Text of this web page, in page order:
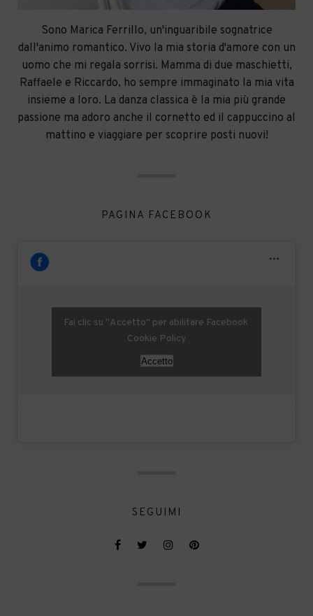
Sono Marica Ferrillo, un'inguaribile sognatrice
dall'animo romantico. Vivo la mia storia d'amore con un
uomo che mi regala sorrisi. Mamma di due maschietti,
Raffaele e Riccardo, ho sempre immaginato la mia vita
insieme a loro. La danza classica è la mia più grande
passione ma adoro anche il cornetto ed il cappuccino al
mattino e viaggiare per scoprire posti nuovi!
PAGINA FACEBOOK
Fai clic su "Accetto" per abilitare Facebook
Cookie Policy
Accetto
SEGUIMI